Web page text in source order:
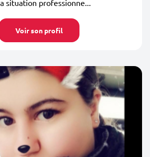
situation professionne...
Voir son profil